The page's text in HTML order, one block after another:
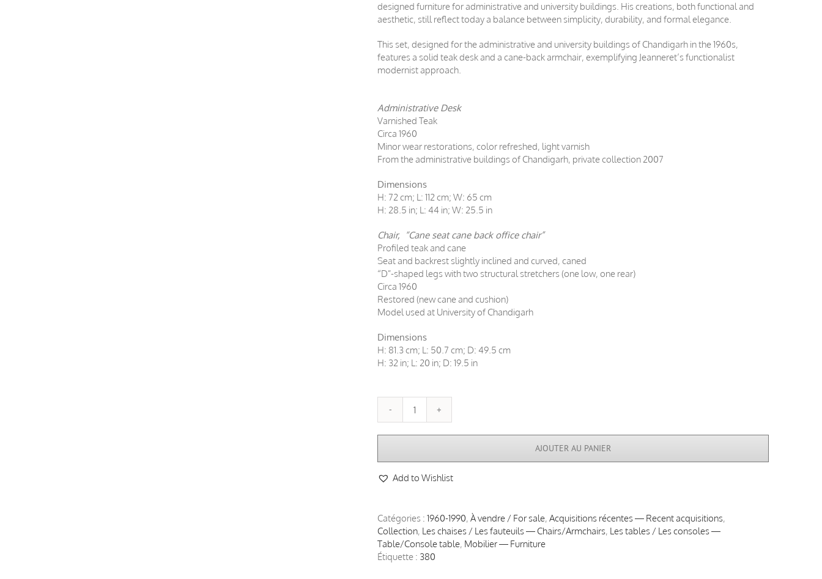
designed furniture for administrative and university buildings. His creations, both functional and
aesthetic, still reflect today a balance between simplicity, durability, and formal elegance.
This set, designed for the administrative and university buildings of Chandigarh in the 1960s,
features a solid teak desk and a cane-back armchair, exemplifying Jeanneret’s functionalist
modernist approach.
Administrative Desk
Varnished Teak
Circa 1960
Minor wear restorations, color refreshed, light varnish
From the administrative buildings of Chandigarh, private collection 2007
Dimensions
H: 72 cm; L: 112 cm; W: 65 cm
H: 28.5 in; L: 44 in; W: 25.5 in
Chair, “Cane seat cane back office chair”
Profiled teak and cane
Seat and backrest slightly inclined and curved, caned
“D”-shaped legs with two structural stretchers (one low, one rear)
Circa 1960
Restored (new cane and cushion)
Model used at University of Chandigarh
Dimensions
H: 81.3 cm; L: 50.7 cm; D: 49.5 cm
H: 32 in; L: 20 in; D: 19.5 in
quantité
fauteuil
cannage
en
teck,
Chandigarh,
AJOUTER AU PANIER
Add to Wishlist
Catégories : 1960-1990, À vendre / For sale, Acquisitions récentes — Recent acquisitions,
Collection, Les chaises / Les fauteuils — Chairs/Armchairs, Les tables / Les consoles —
Table/Console table, Mobilier — Furniture
Étiquette : 380